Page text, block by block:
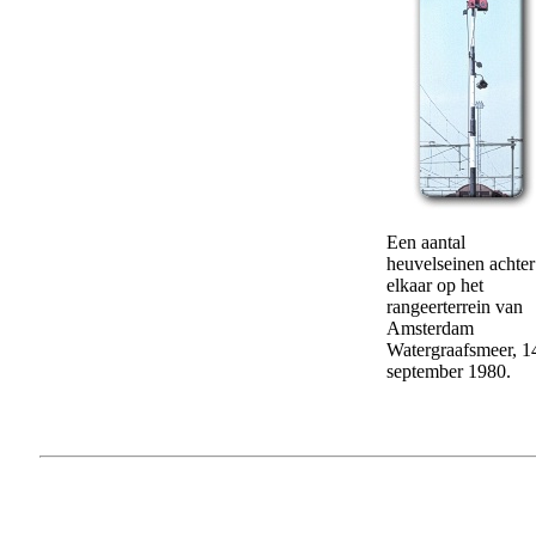
Een aantal
heuvelseinen achter
elkaar op het
rangeerterrein van
Amsterdam
Watergraafsmeer,
september 1980.